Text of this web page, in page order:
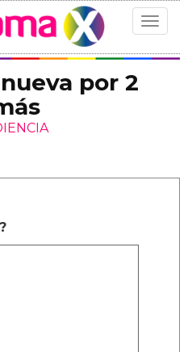
Toggle
por 2